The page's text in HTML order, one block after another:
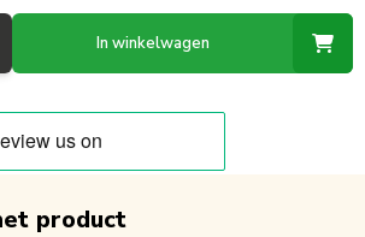
In winkelwagen
product